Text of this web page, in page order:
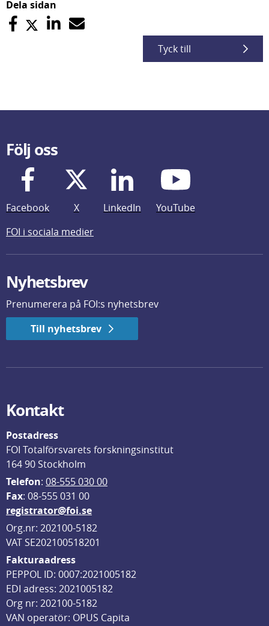
Dela sidan
Tyck till
Följ oss
Facebook X LinkedIn
YouTube
FOI i sociala medier
Nyhetsbrev
Prenumerera på FOI:s nyhetsbrev
Till nyhetsbrev
Kontakt
Postadress
FOI Totalförsvarets forskningsinstitut
164 90 Stockholm
Telefon: 08-555 030 00
Fax: 08-555 031 00
registrator@foi.se
Org.nr: 202100-5182
VAT SE202100518201
Fakturaadress
PEPPOL ID: 0007:2021005182
EDI adress: 2021005182
Org nr: 202100-5182
VAN operatör: OPUS Capita